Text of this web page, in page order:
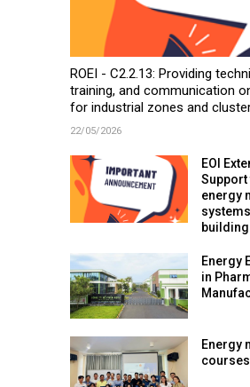
ROEI - C2.2.13: Providing
training, and communication
for industrial zones and
22/05/2026
EOI
energy
building
Energy
in
Energy